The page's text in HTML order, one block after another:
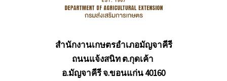
สำนักงานเกษตรอำเภอมัญจาคีรี
ถนนแจ้งสนิท ต.กุดเค้า
อ.มัญจาคีรี จ.ขอนแก่น 40160